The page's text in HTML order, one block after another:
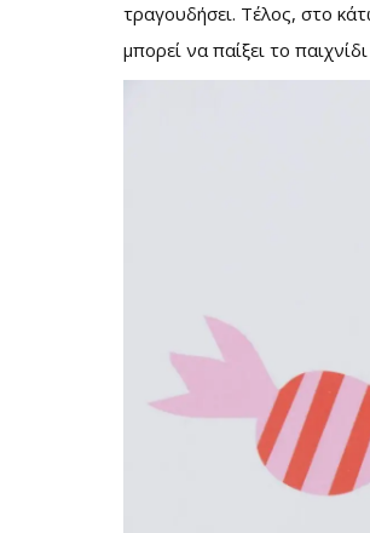
τραγουδήσει. Τέλος, στο
μπορεί να παίξει το